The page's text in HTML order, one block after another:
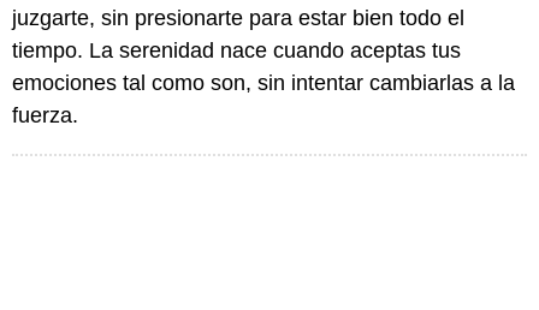
juzgarte, sin presionarte para estar bien todo el
tiempo. La serenidad nace cuando aceptas tus
emociones tal como son, sin intentar cambiarlas a la
fuerza.